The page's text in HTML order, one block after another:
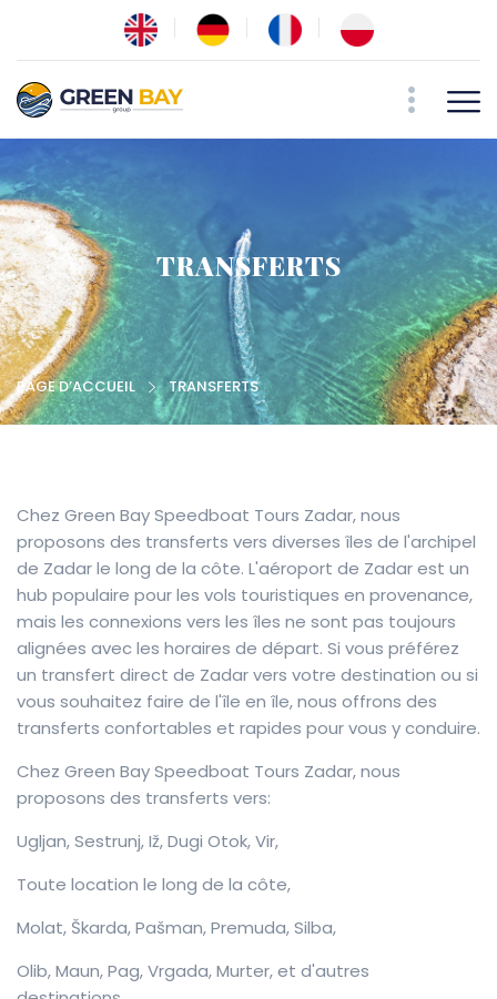
TRANSFERTS
PAGE D’ACCUEIL TRANSFERTS
Chez Green Bay Speedboat Tours Zadar, nous
proposons des transferts vers diverses îles de l'archipel
de Zadar le long de la côte. L'aéroport de Zadar est un
hub populaire pour les vols touristiques en provenance,
mais les connexions vers les îles ne sont pas toujours
alignées avec les horaires de départ. Si vous préférez
un transfert direct de Zadar vers votre destination ou si
vous souhaitez faire de l'île en île, nous offrons des
transferts confortables et rapides pour vous y conduire.
Chez Green Bay Speedboat Tours Zadar, nous
proposons des transferts vers:
Ugljan, Sestrunj, Iž, Dugi Otok, Vir,
Toute location le long de la côte,
Molat, Škarda, Pašman, Premuda, Silba,
Olib, Maun, Pag, Vrgada, Murter, et d'autres